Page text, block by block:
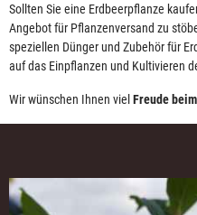
Sollten Sie eine Erdbeerpflanze
Angebot für Pflanzenversand zu
speziellen Dünger und Zubehör für
auf das Einpflanzen und Kultivieren
Wir wünschen Ihnen viel Freude